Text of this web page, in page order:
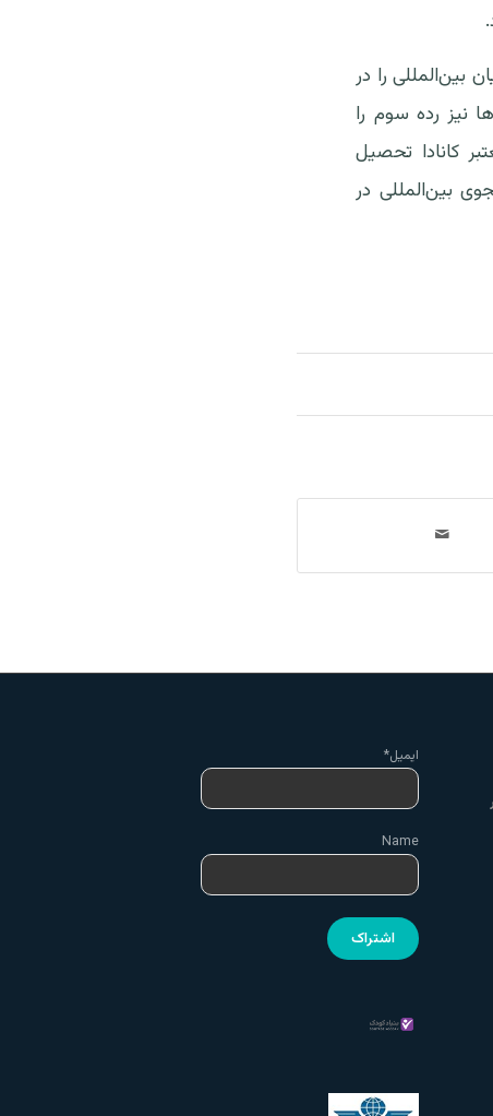
بین‌المللی را در
نیز رده سوم را
معتبر کانادا تحصیل
بین‌المللی در
ایمیل*
Name